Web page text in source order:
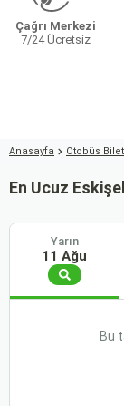
Çağrı Merkezi
7/24 Ücretsiz
Anasayfa Otobüs
En Ucuz
Yarın
11 Ağu
Bu